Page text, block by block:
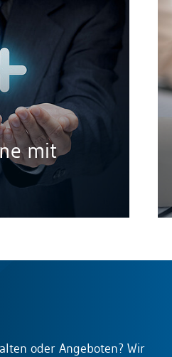
mit
oder Angeboten? Wir